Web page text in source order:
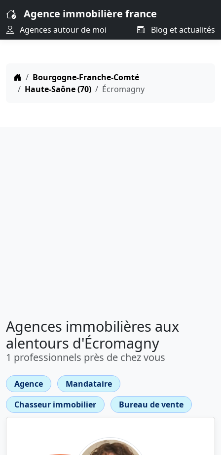
Agence immobilière france
Agences autour de moi Blog et actualités
Bourgogne-Franche-Comté
Haute-Saône (70)
Écromagny
Agences immobilières aux
alentours d'Écromagny
1 professionnels près de chez vous
Agence
Mandataire
Chasseur immobilier
Bureau de vente